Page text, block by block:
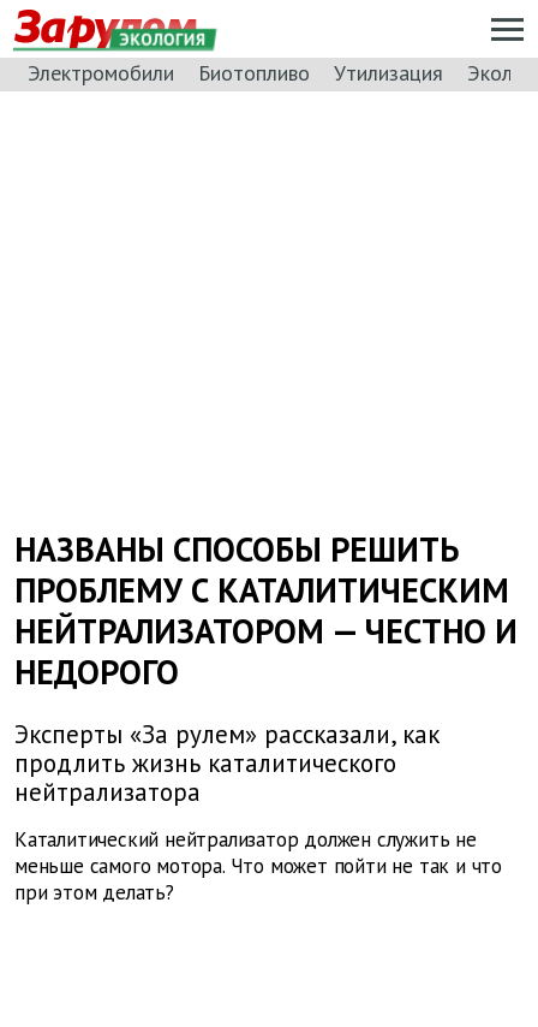
ЭКОЛОГИЯ
Электромобили Биотопливо Утилизация
НАЗВАНЫ СПОСОБЫ РЕШИТЬ
ПРОБЛЕМУ С КАТАЛИТИЧЕСКИМ
НЕЙТРАЛИЗАТОРОМ — ЧЕСТНО И
НЕДОРОГО
Эксперты «За рулем» рассказали, как
продлить жизнь каталитического
нейтрализатора
Каталитический нейтрализатор должен служить не
меньше самого мотора. Что может пойти не так и что
при этом делать?